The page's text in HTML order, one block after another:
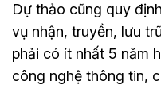
Dự thảo cũng quy
vụ nhận, truyền, lưu
phải có ít nhất 5 năm
công nghệ thông tin,